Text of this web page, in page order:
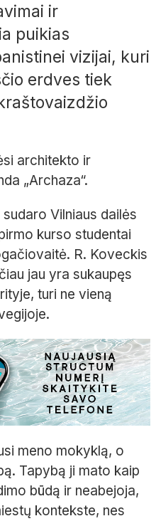
ir
puikias
vizijai, kuri
erdves tiek
architekto ir
„Archaza“.
Vilniaus dailės
kurso studentai
R. Koveckis
jau yra sukaupęs
turi ne vieną
meno mokyklą, o
Tapybą ji mato kaip
būdą ir neabejoja,
kontekste, nes